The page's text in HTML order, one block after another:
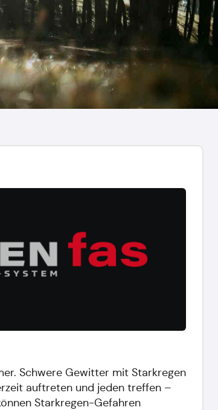
Schwere Gewitter mit Starkregen
auftreten und jeden treffen –
Starkregen-Gefahren